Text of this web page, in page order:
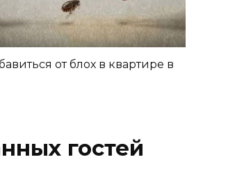
от блох в квартире в
гостей